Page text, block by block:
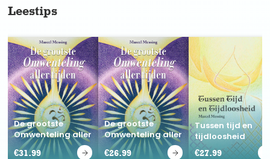
Leestips
De grootste
Omwenteling aller
tijden
€31.99
De grootste
Omwenteling aller
tijden
€26.99
Tussen tijd en
tijdloosheid
€27.99